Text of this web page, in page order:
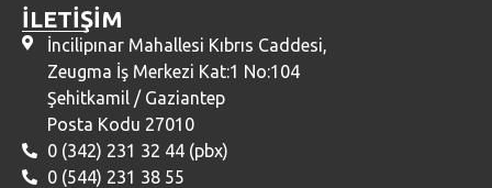
İLETİŞİM
İncilipınar Mahallesi Kıbrıs Caddesi,
Zeugma İş Merkezi Kat:1 No:104
Şehitkamil / Gaziantep
Posta Kodu 27010
0 (342) 231 32 44 (pbx)
0 (544) 231 38 55